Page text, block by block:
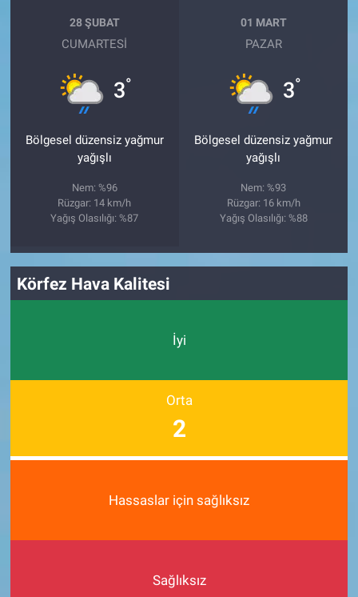
28 ŞUBAT
CUMARTESI
3°
Bölgesel düzensiz yağmur
yağışlı
Nem: %96
Rüzgar: 14 km/h
Yağış Olasılığı: %87
01 MART
PAZAR
3°
Bölgesel düzensiz yağmur
yağışlı
Nem: %93
Rüzgar: 16 km/h
Yağış Olasılığı: %88
Körfez Hava Kalitesi
İyi
Orta
2
Hassaslar için sağlıksız
Sağlıksız